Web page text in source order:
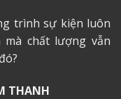
trình sự kiện luôn
chất lượng vẫn
THANH